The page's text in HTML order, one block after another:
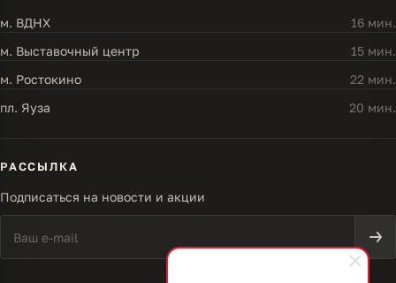
м. ВДНХ
16 мин.
м. Выставочный центр
15 мин.
м. Ростокино
22 мин.
пл. Яуза
20 мин.
РАССЫЛКА
Подписаться на новости и акции